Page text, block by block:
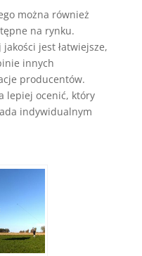
można również
na rynku.
jest łatwiejsze,
innych
producentów.
lepiej ocenić, który
indywidualnym